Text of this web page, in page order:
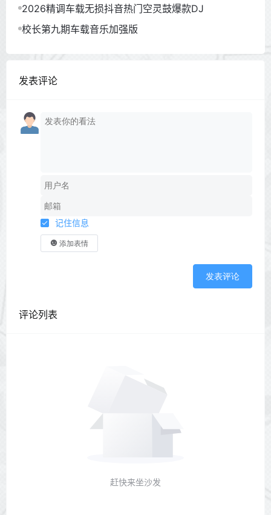
2026精调车载无损抖音热门空灵鼓爆款DJ
校长第九期车载音乐加强版
发表评论
记住信息
添加表情
发表评论
评论列表
赶快来坐沙发